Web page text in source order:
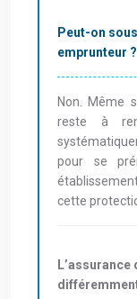
Peut-on
emprunteur ?
Non. Même
reste à
pour se
cette